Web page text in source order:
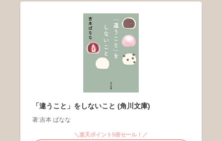
「違うこと」をしないこと (角川文庫)
著:吉本 ばなな
＼楽天ポイント5倍セール！／